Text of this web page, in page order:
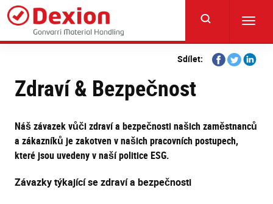
Skip
main
content
Sdílet:
Share
on
Share
on
Share
Zdraví & Bezpečnost
Náš závazek vůči zdraví a bezpečnosti našich zaměstnanců
a zákazníků je zakotven v našich pracovních postupech,
které jsou uvedeny v naší politice ESG.
Závazky týkající se zdraví a bezpečnosti